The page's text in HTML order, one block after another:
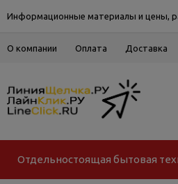
Информационные материалы и цены,
О компании Оплата Доставка
Отдельностоящая бытовая